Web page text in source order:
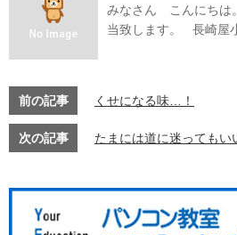
みなさん こんにちは
当致します。 長崎屋
前の記事 くせになる味…！
次の記事 たまには道に迷っても